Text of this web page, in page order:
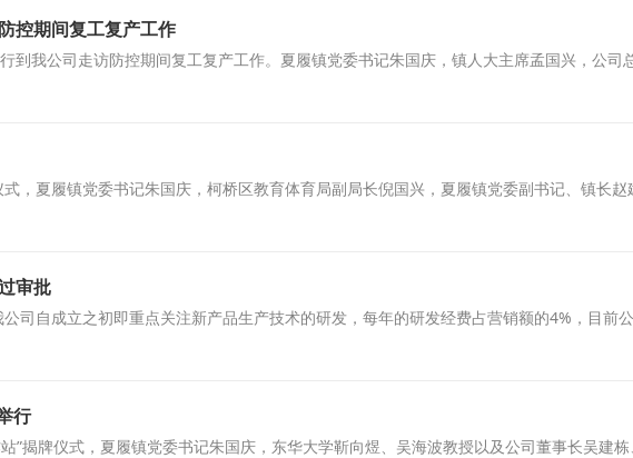
控期间复工复产工作
到我公司走访防控期间复工复产工作。夏履镇党委书记朱国庆，镇人大主席孟国兴，公司
，夏履镇党委书记朱国庆，柯桥区教育体育局副局长倪国兴，夏履镇党委副书记、镇长
审批
司自成立之初即重点关注新产品生产技术的研发，每年的研发经费占营销额的4%，目前
行
”揭牌仪式，夏履镇党委书记朱国庆，东华大学靳向煜、吴海波教授以及公司董事长吴建